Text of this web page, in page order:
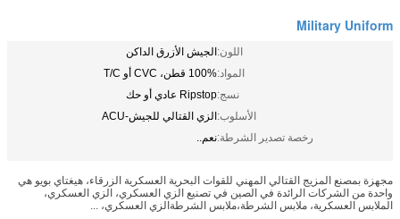
Military
الجيش الأزرق الداكن
100% قطن، CVC أو T/C
Ripstop عادي أو حك
الزي القتالي للجيش-ACU
رخصة تصدير الشرطة:نعم..
المزيج القتالي المهني للقوات البحرية العسكرية الزرقاء، هيغتاي بويو هي
الرائدة في الصين في تصنيع الزي العسكري، الزي العسكري،
ملابس الشرطة،ملابس الشرطةالزي العسكري، ...